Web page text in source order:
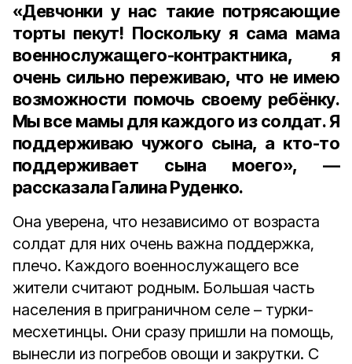
«Девчонки у нас такие потрясающие
торты пекут! Поскольку я сама мама
военнослужащего-контрактника, я
очень сильно переживаю, что не имею
возможности помочь своему ребёнку.
Мы все мамы для каждого из солдат. Я
поддерживаю чужого сына, а кто-то
поддерживает сына моего», —
рассказала Галина Руденко.
Она уверена, что независимо от возраста
солдат для них очень важна поддержка,
плечо. Каждого военнослужащего все
жители считают родным. Большая часть
населения в приграничном селе – турки-
месхетинцы. Они сразу пришли на помощь,
вынесли из погребов овощи и закрутки. С